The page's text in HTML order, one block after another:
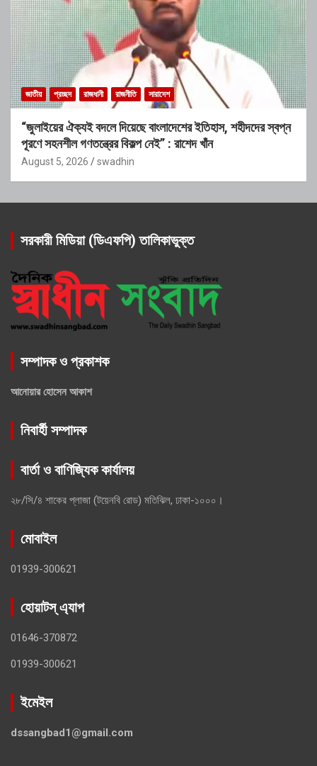
জাতীয় প্রচ্ছদ রাজধানী রাজনীতি সারাদেশ
“জুলাইয়ের ঐক্যই বদলে দিয়েছে বাংলাদেশের ইতিহাস, শহীদদের স্বপ্ন
পূরণে সহনশীল গণতন্ত্রের বিকল্প নেই” : রাশেদ খাঁন
August 5, 2026 swadhin
সরকারী মিডিয়া (ডিএফপি) তালিকাভুক্ত
সম্পাদক ও প্রকাশক
আনোয়ার হোসেন আকাশ
নিবার্হী সম্পাদক
বার্তা ও বাণিজ্যিক কার্যালয়
২৮/সি/৪ শাকের প্লাজা (টয়েনবি রোড) মতিঝিল, ঢাকা-১০০০।
মোবাইল
01939-300621
হোয়াটস্ এ্যাপ
01646-370872
01939-300621
ইমেইল
dssangbad1@gmail.com